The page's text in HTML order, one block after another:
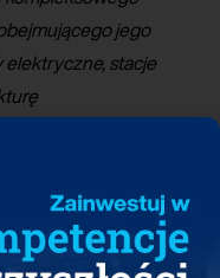
jego
elektryczne, stacje
że rok bieżący
dla rozwoju
MaciejMazur,